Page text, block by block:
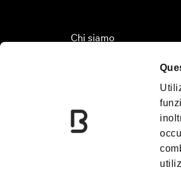
Chi siamo
Convention Bureau
Incoming Travel Agency